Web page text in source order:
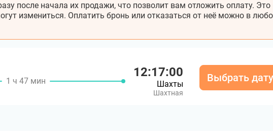
после начала их продажи, что позволит вам отложить оплату. Это
измениться. Оплатить бронь или отказаться от неё можно в
1 ч 47 мин
12:17:00
Шахты
Шахтная
Выбрать дату